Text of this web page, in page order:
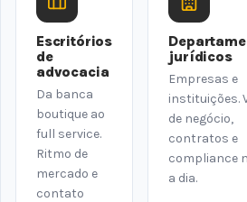
Escritórios
de
advocacia
Da banca
boutique ao
full service.
Ritmo de
mercado e
contato
jurídicos
Empresas e
instituições.
de negócio,
contratos e
compliance
a dia.